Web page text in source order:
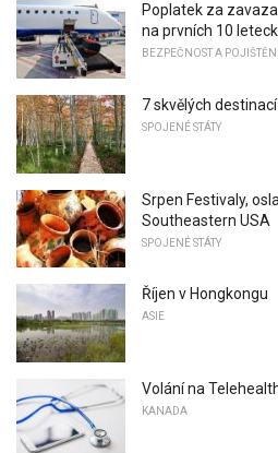
Poplatek za
na prvních 10
BEZPEČNOST A POJIŠTĚNÍ
7 skvělých
SPOJENÉ STÁTY
Srpen Festivaly,
Southeastern USA
SPOJENÉ STÁTY
Říjen v Hongkongu
ASIE
Volání na
KANADA